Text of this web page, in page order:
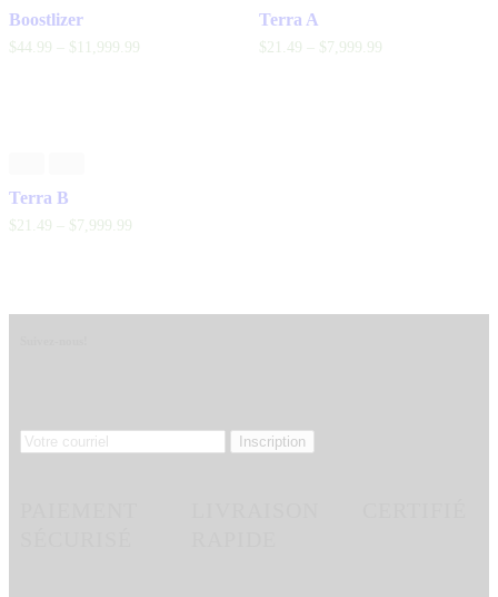
Boostlizer
$44 99 $ 11,999 99
Terra A
$21 49 $7,999 99
Terra B
$21 49 $7,999 99